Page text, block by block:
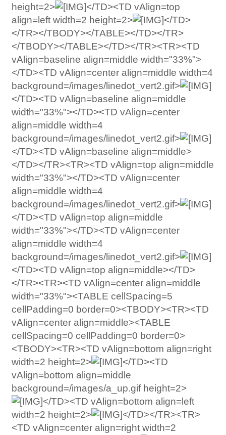
height=2>
</TD><TD vAlign=top
align=left width=2 height=2>
</TD>
</TR></TBODY></TABLE></TD></TR>
</TBODY></TABLE></TD></TR><TR><TD
vAlign=baseline align=middle width="33%">
</TD><TD vAlign=center align=middle width=4
background=/images/linedot_vert2.gif>
</TD><TD vAlign=baseline align=middle
width="33%"></TD><TD vAlign=center
align=middle width=4
background=/images/linedot_vert2.gif>
</TD><TD vAlign=baseline align=middle>
</TD></TR><TR><TD vAlign=top align=middle
width="33%"></TD><TD vAlign=center
align=middle width=4
background=/images/linedot_vert2.gif>
</TD><TD vAlign=top align=middle
width="33%"></TD><TD vAlign=center
align=middle width=4
background=/images/linedot_vert2.gif>
</TD><TD vAlign=top align=middle></TD>
</TR><TR><TD vAlign=center align=middle
width="33%"><TABLE cellSpacing=5
cellPadding=0 border=0><TBODY><TR><TD
vAlign=center align=middle><TABLE
cellSpacing=0 cellPadding=0 border=0>
<TBODY><TR><TD vAlign=bottom align=right
width=2 height=2>
</TD><TD
vAlign=bottom align=middle
background=/images/a_up.gif height=2>
</TD><TD vAlign=bottom align=left
width=2 height=2>
</TD></TR><TR>
<TD vAlign=center align=right width=2